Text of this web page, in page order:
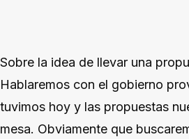
Sobre la idea de llevar una
Hablaremos con el gobierno
tuvimos hoy y las propuestas
mesa. Obviamente que